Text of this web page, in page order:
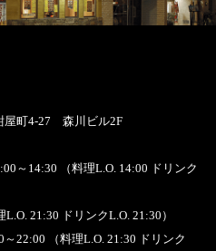
屋町4-27 森川ビル2F
～14:30 （料理L.O. 14:00 ドリンク
21:30 ドリンクL.O. 21:30）
22:00 （料理L.O. 21:30 ドリンク